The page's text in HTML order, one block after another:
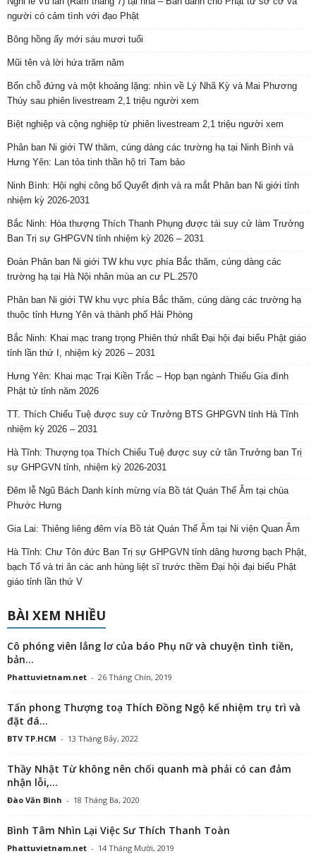
người có cảm tình với đạo Phật
Bông hồng ấy mới sáu mươi tuổi
Mũi tên và lời hứa trăm năm
Bốn chỗ đứng và một khoảng lặng: nhìn về Lý Nhã Kỳ và Mai Phương
Thúy sau phiên livestream 2,1 triệu người xem
Biệt nghiệp và cộng nghiệp từ phiên livestream 2,1 triệu người xem
Phân ban Ni giới TW thăm, cúng dàng các trường hạ tại Ninh Bình và
Hưng Yên: Lan tỏa tinh thần hộ trì Tam bảo
Ninh Bình: Hội nghị công bố Quyết định và ra mắt Phân ban Ni giới tỉnh
nhiệm kỳ 2026-2031
Bắc Ninh: Hòa thượng Thích Thanh Phụng được tái suy cử làm Trưởng
Ban Trị sự GHPGVN tỉnh nhiệm kỳ 2026 – 2031
Đoàn Phân ban Ni giới TW khu vực phía Bắc thăm, cúng dàng các
trường hạ tại Hà Nội nhân mùa an cư PL.2570
Phân ban Ni giới TW khu vực phía Bắc thăm, cúng dàng các trường hạ
thuộc tỉnh Hưng Yên và thành phố Hải Phòng
Bắc Ninh: Khai mạc trang trọng Phiên thứ nhất Đại hội đại biểu Phật giáo
tỉnh lần thứ I, nhiệm kỳ 2026 – 2031
Hưng Yên: Khai mạc Trại Kiền Trắc – Họp bạn ngành Thiếu Gia đình
Phật tử tỉnh năm 2026
TT. Thích Chiếu Tuệ được suy cử Trưởng BTS GHPGVN tỉnh Hà Tĩnh
nhiệm kỳ 2026 – 2031
Hà Tĩnh: Thượng tọa Thích Chiếu Tuệ được suy cử tân Trưởng ban Trị
sự GHPGVN tỉnh, nhiệm kỳ 2026-2031
Đêm lễ Ngũ Bách Danh kính mừng vía Bồ tát Quán Thế Âm tại chùa
Phước Hưng
Gia Lai: Thiêng liêng đêm vía Bồ tát Quán Thế Âm tại Ni viện Quan Âm
Hà Tĩnh: Chư Tôn đức Ban Trị sự GHPGVN tỉnh dâng hương bạch Phật,
bạch Tổ và tri ân các anh hùng liệt sĩ trước thềm Đại hội đại biểu Phật
giáo tỉnh lần thứ V
BÀI XEM NHIỀU
Cô phóng viên lẳng lơ của báo Phụ nữ và chuyện tình tiền,
bản...
Phattuvietnam.net - 26 Tháng Chín, 2019
Tấn phong Thượng toạ Thích Đồng Ngộ kế nhiệm trụ trì và
đặt đá...
BTV TP.HCM - 13 Tháng Bảy, 2022
Thầy Nhật Từ không nên chối quanh mà phải có can đảm
nhận lỗi,...
Đào Văn Bình - 18 Tháng Ba, 2020
Bình Tâm Nhìn Lại Việc Sư Thích Thanh Toàn
Phattuvietnam.net - 14 Tháng Mười, 2019